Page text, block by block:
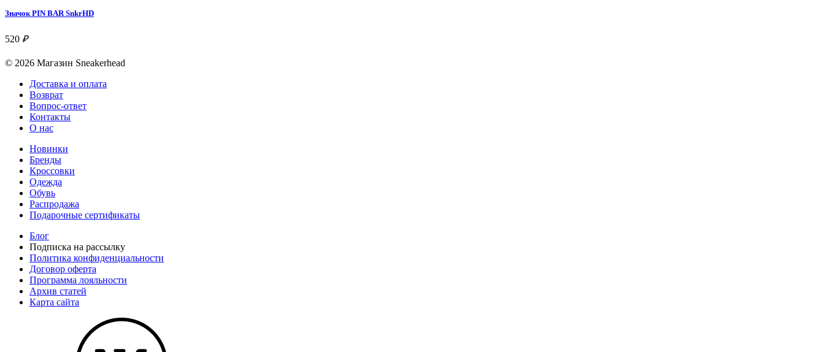
Значок PIN BAR SnkrHD
520 ₽
© 2026 Магазин Sneakerhead
Доставка и оплата
Возврат
Вопрос-ответ
Контакты
О нас
Новинки
Бренды
Кроссовки
Одежда
Обувь
Распродажа
Подарочные сертификаты
Блог
Подписка на рассылку
Политика конфиденциальности
Договор оферта
Программа лояльности
Архив статей
Карта сайта